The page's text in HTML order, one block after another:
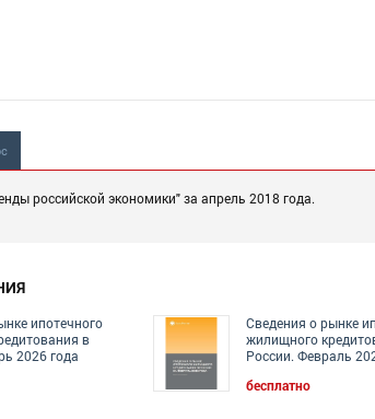
российской экономики" за апрель 2018 года.
ипотечного
в
2026 года
Сведения о рынке
жилищного
России. Февраль
бесплатно